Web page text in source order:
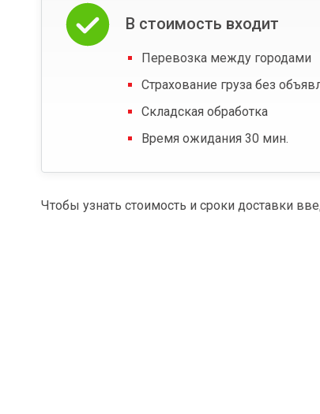
В стоимость входит
Перевозка между городами
Страхование груза без
Складская обработка
Время ожидания 30 мин.
Чтобы узнать стоимость и сроки доставки